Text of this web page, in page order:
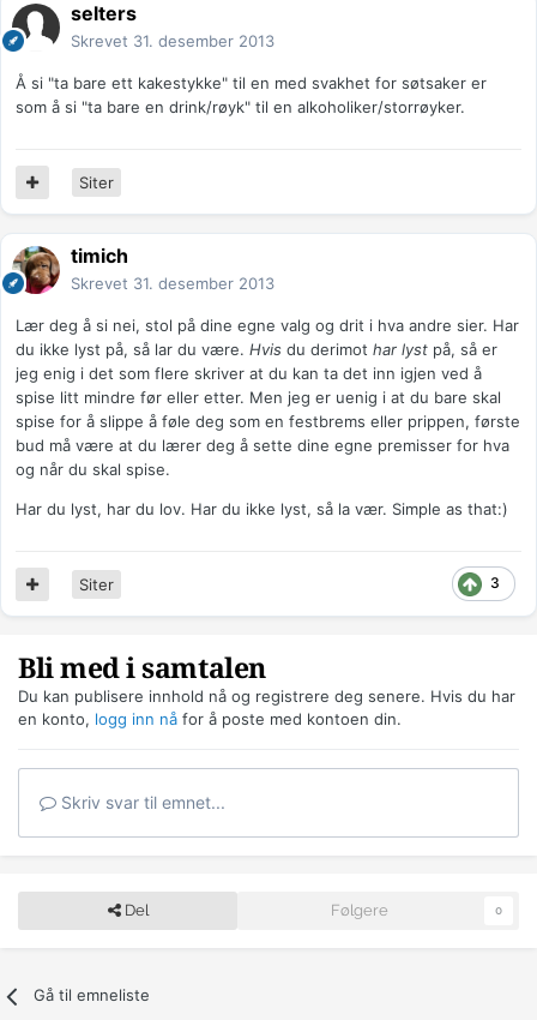
selters
Skrevet 31. desember 2013
Å si "ta bare ett kakestykke" til en med svakhet for søtsaker er
som å si "ta bare en drink/røyk" til en alkoholiker/storrøyker.
Siter
timich
Skrevet 31. desember 2013
Lær deg å si nei, stol på dine egne valg og drit i hva andre sier. Har
du ikke lyst på, så lar du være. Hvis du derimot har lyst på, så er
jeg enig i det som flere skriver at du kan ta det inn igjen ved å
spise litt mindre før eller etter. Men jeg er uenig i at du bare skal
spise for å slippe å føle deg som en festbrems eller prippen, første
bud må være at du lærer deg å sette dine egne premisser for hva
og når du skal spise.
Har du lyst, har du lov. Har du ikke lyst, så la vær. Simple as that:)
3
Siter
Bli med i samtalen
Du kan publisere innhold nå og registrere deg senere. Hvis du har
en konto, logg inn nå for å poste med kontoen din.
Skriv svar til emnet...
Del Følgere 0
Gå til emneliste